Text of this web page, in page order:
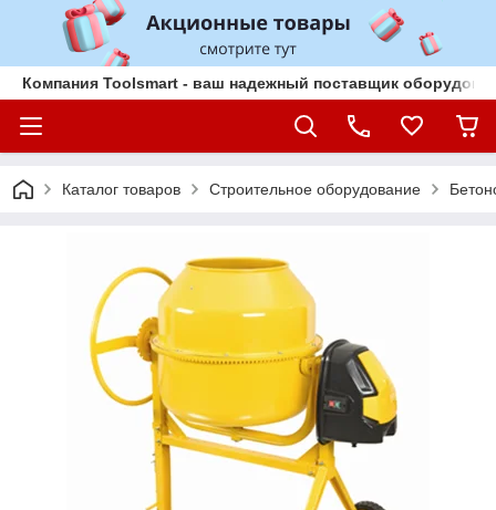
Компания Toolsmart - ваш надежный поставщик
Каталог товаров Строительное оборудование